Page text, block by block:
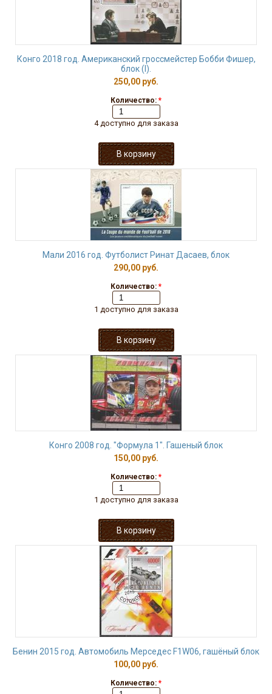
Конго 2018 год. Американский гроссмейстер Бобби Фишер,
блок (I).
250,00 руб.
Количество: *
4 доступно для заказа
Мали 2016 год. Футболист Ринат Дасаев, блок
290,00 руб.
Количество: *
1 доступно для заказа
Конго 2008 год. "Формула 1". Гашеный блок
150,00 руб.
Количество: *
1 доступно для заказа
Бенин 2015 год. Автомобиль Мерседес F1W06, гашёный блок
100,00 руб.
Количество: *